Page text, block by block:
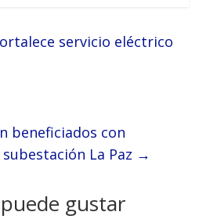
servicio eléctrico
beneficiados con
La Paz →
gustar